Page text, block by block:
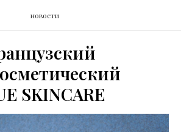
новости
SKINCARE